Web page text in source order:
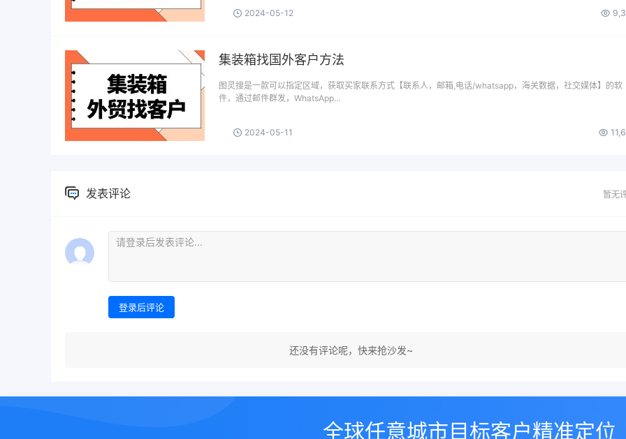
2024-05-12
集装箱找国外客户方法
图灵搜是一款可以指定区域，获取买家联系方式【联系人，邮箱,电话/whatsapp，海关数据，社交媒体】的软
件，通过邮件群发，WhatsApp…
2024-05-11
发表评论 暂无
登录后评论
还没有评论呢，快来抢沙发~
全球任意城市目标客户精准定位